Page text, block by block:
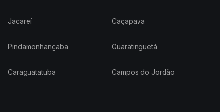
Jacareí Caçapava
Pindamonhangaba Guaratinguetá
Caraguatatuba Campos do Jordão